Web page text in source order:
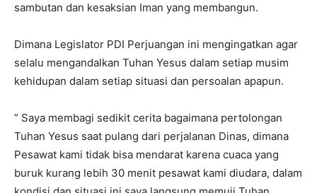
sambutan dan kesaksian Iman yang membangun.
Dimana Legislator PDI Perjuangan ini mengingatkan agar
selalu mengandalkan Tuhan Yesus dalam setiap musim
kehidupan dalam setiap situasi dan persoalan apapun.
” Saya membagi sedikit cerita bagaimana pertolongan
Tuhan Yesus saat pulang dari perjalanan Dinas, dimana
Pesawat kami tidak bisa mendarat karena cuaca yang
buruk kurang lebih 30 menit pesawat kami diudara, dalam